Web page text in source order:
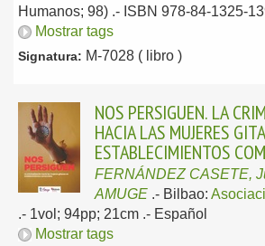
Humanos; 98) .- ISBN 978-84-1325-
Mostrar tags
Signatura: M-7028 ( libro )
NOS PERSIGUEN. LA
HACIA LAS MUJERES
ESTABLECIMIENTOS
FERNÁNDEZ CASETE,
AMUGE .- Bilbao:
.- 1vol; 94pp; 21cm .- Español
Mostrar tags